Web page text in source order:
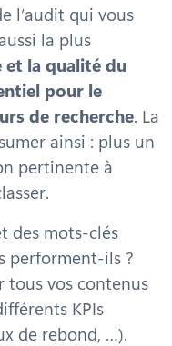
l’audit qui vous
la plus
et la qualité du
pour le
de recherche. La
ainsi : plus un
pertinente à
des mots-clés
performent-ils ?
tous vos contenus
KPIs
de rebond, …).